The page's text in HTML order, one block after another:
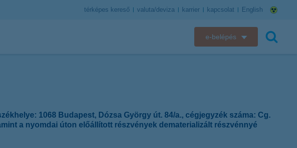
térképes kereső valuta/deviza karrier kapcsolat English
e-belépés
1068 Budapest, Dózsa György út. 84/a., cégjegyzék száma: Cg.
a nyomdai úton előállított részvények dematerializált részvénnyé